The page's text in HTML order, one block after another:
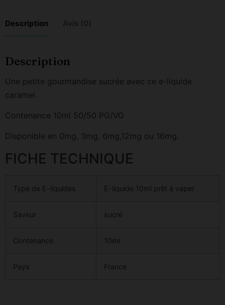
Description
Description
Une petite gourmandise sucrée avec ce e-liquide
caramel.
Contenance 10ml 50/50 PG/VG
Disponible en 0mg, 3mg, 6mg,12mg ou 16mg.
FICHE TECHNIQUE
Type de E-liquides E-liquide 10ml prêt à vaper
Saveur sucré
Contenance 10ml
Pays France